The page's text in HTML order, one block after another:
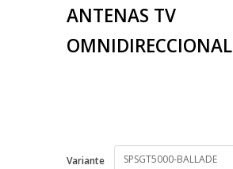
ANTENAS TV
OMNIDIRECCIONAL
Variante